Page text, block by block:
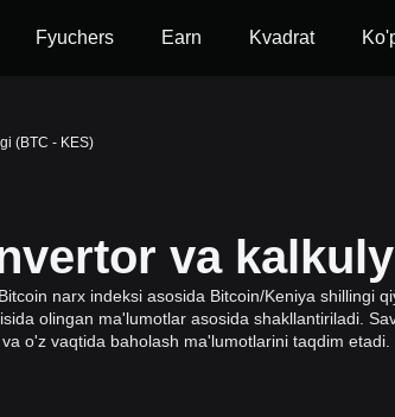
Fyuchers Earn Kvadrat
(BTC - KES)
va
narx indeksi asosida Bitcoin/Keniya shillingi
olingan ma'lumotlar asosida shakllantiriladi.
o'z vaqtida baholash ma'lumotlarini taqdim etadi.